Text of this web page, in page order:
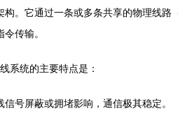
。它通过一条或多条共享的物理线
传输。
系统的主要特点是：
号屏蔽或拥堵影响，通信极其稳定。